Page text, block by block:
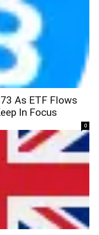
As ETF Flows
In Focus
0